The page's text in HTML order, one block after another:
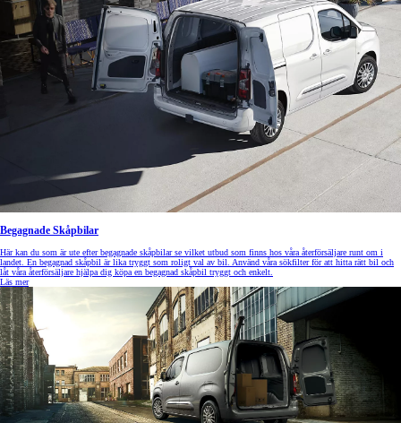
Begagnade Skåpbilar
Här kan du som är ute efter begagnade skåpbilar se vilket utbud som finns hos våra återförsäljare runt om i
landet. En begagnad skåpbil är lika tryggt som roligt val av bil. Använd våra sökfilter för att hitta rätt bil och
låt våra återförsäljare hjälpa dig köpa en begagnad skåpbil tryggt och enkelt.
Läs mer